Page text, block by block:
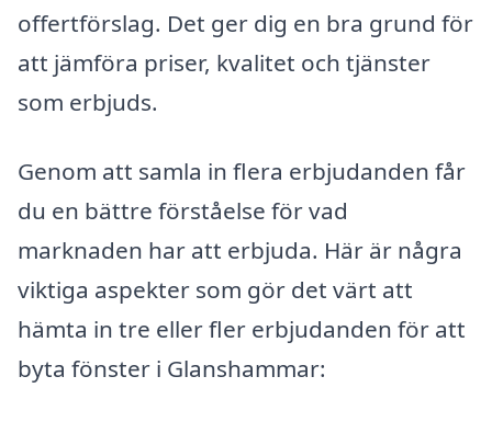
offertförslag. Det ger dig en bra grund för
att jämföra priser, kvalitet och tjänster
som erbjuds.
Genom att samla in flera erbjudanden får
du en bättre förståelse för vad
marknaden har att erbjuda. Här är några
viktiga aspekter som gör det värt att
hämta in tre eller fler erbjudanden för att
byta fönster i Glanshammar: